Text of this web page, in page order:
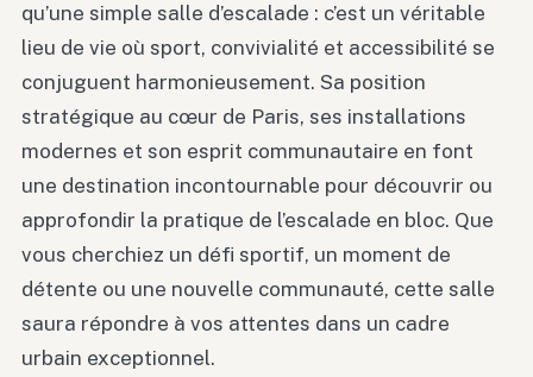
qu’une simple salle d’escalade : c’est un véritable
lieu de vie où sport, convivialité et accessibilité se
conjuguent harmonieusement. Sa position
stratégique au cœur de Paris, ses installations
modernes et son esprit communautaire en font
une destination incontournable pour découvrir ou
approfondir la pratique de l’escalade en bloc. Que
vous cherchiez un défi sportif, un moment de
détente ou une nouvelle communauté, cette salle
saura répondre à vos attentes dans un cadre
urbain exceptionnel.